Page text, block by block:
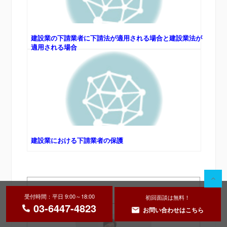
受付時間：平日 9:00～18:00
03-6447-4823
初回面談は無料！
お問い合わせはこちら
建設業の下請業者に下請法が適用される場合と建設業法が
適用される場合
建設業における下請業者の保護
監修者